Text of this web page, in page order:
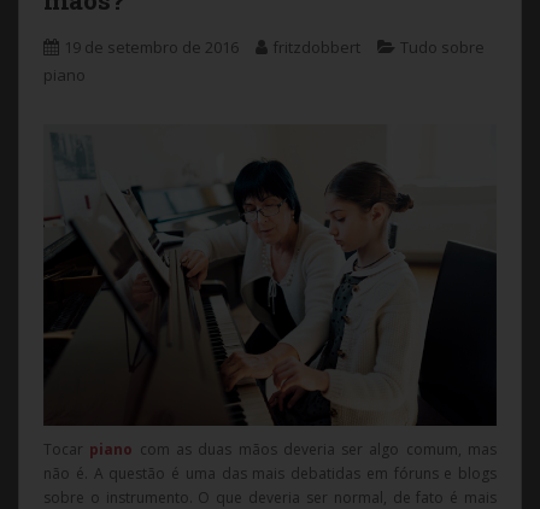
19 de setembro de 2016 fritzdobbert
Tudo sobre
piano
Tocar piano com as duas mãos deveria ser algo comum, mas
não é. A questão é uma das mais debatidas em fóruns e blogs
sobre o instrumento. O que deveria ser normal, de fato é mais